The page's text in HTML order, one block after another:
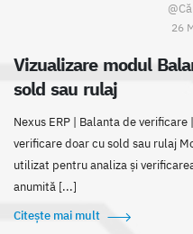
26
Vizualizare modul
sold sau rulaj
Nexus ERP | Balanta de
verificare doar cu sold sau rulaj
utilizat pentru analiza și
anumită [...]
Citește mai mult